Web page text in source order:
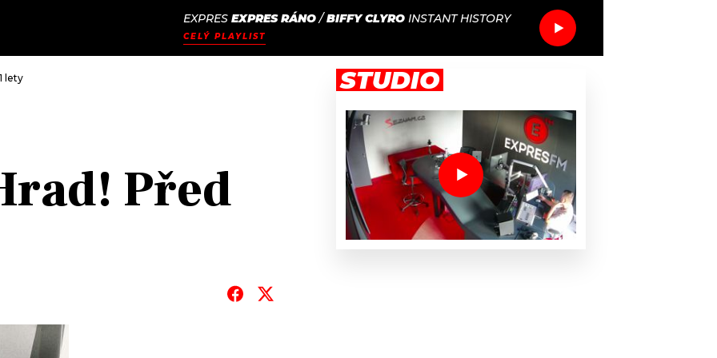
EXPRES EXPRES RÁNO/BIFFY CLYRO INSTANT HISTORY
CELÝ PLAYLIST
lety
Před
STUDIO